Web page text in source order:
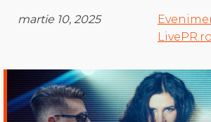
martie 10, 2025
LivePR.ro